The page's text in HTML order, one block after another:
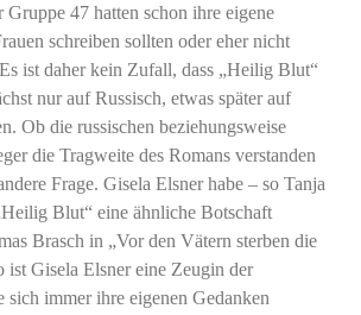
Gruppe 47 hatten schon ihre eigene
schreiben sollten oder eher nicht
ist daher kein Zufall, dass „Heilig Blut“
nur auf Russisch, etwas später auf
Ob die russischen beziehungsweise
die Tragweite des Romans verstanden
Frage. Gisela Elsner habe – so Tanja
Blut“ eine ähnliche Botschaft
Brasch in „Vor den Vätern sterben die
ist Gisela Elsner eine Zeugin der
sich immer ihre eigenen Gedanken